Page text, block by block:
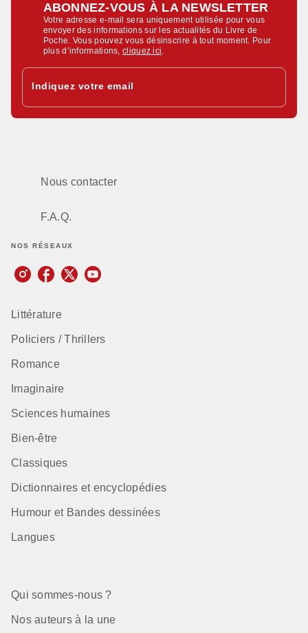
ABONNEZ-VOUS À LA NEWSLETTER
Votre adresse e-mail sera uniquement utilisée pour vous
envoyer des informations sur les actualités du Livre de
Poche. Vous pouvez vous désinscrire à tout moment. Pour
plus d’informations,cliquez ici.
Indiquez votre email
Nous contacter
F.A.Q.
NOS RÉSEAUX
Littérature
Policiers / Thrillers
Romance
Imaginaire
Sciences humaines
Bien-être
Classiques
Dictionnaires et encyclopédies
Humour et Bandes dessinées
Langues
Qui sommes-nous ?
Nos auteurs à la une